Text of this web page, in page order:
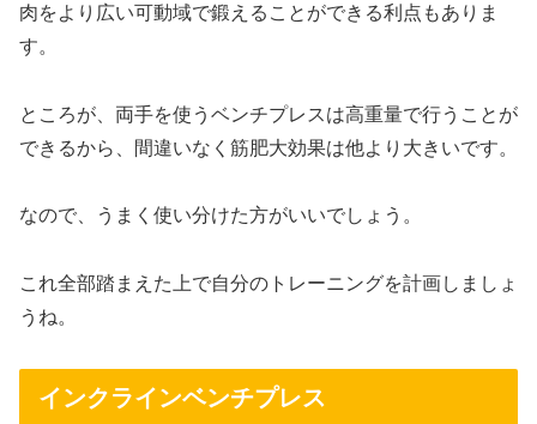
肉をより広い可動域で鍛えることができる利点もありま
す。
ところが、両手を使うベンチプレスは高重量で行うことが
できるから、間違いなく筋肥大効果は他より大きいです。
なので、うまく使い分けた方がいいでしょう。
これ全部踏まえた上で自分のトレーニングを計画しましょ
うね。
インクラインベンチプレス